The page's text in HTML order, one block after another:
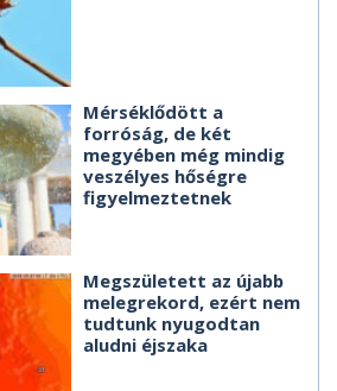
Mérséklődött a
forróság, de két
megyében még mindig
veszélyes hőségre
figyelmeztetnek
Megszületett az újabb
melegrekord, ezért nem
tudtunk nyugodtan
aludni éjszaka